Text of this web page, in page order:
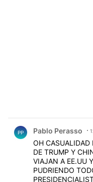
PP Pablo Perasso
OH CASUALIDAD
DE TRUMP Y
VIAJAN A EE.UU
PUDRIENDO